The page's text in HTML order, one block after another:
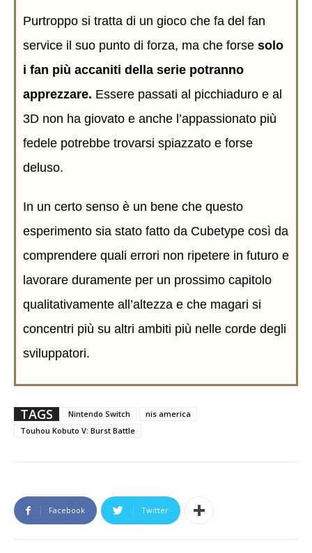
Purtroppo si tratta di un gioco che fa del fan
service il suo punto di forza, ma che forse solo
i fan più accaniti della serie potranno
apprezzare. Essere passati al picchiaduro e al
3D non ha giovato e anche l’appassionato più
fedele potrebbe trovarsi spiazzato e forse
deluso.
In un certo senso è un bene che questo
esperimento sia stato fatto da Cubetype così da
comprendere quali errori non ripetere in futuro e
lavorare duramente per un prossimo capitolo
qualitativamente all’altezza e che magari si
concentri più su altri ambiti più nelle corde degli
sviluppatori.
TAGS Nintendo Switch
nis america
Touhou Kobuto V: Burst Battle
Facebook Twitter